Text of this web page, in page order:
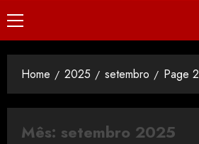
Home 2025 setembro Page 2
Mês: setembro 2025